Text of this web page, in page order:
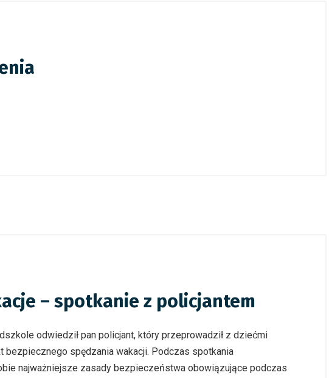
– spotkanie z policjantem
odwiedził pan policjant, który przeprowadził z dziećmi
bezpiecznego spędzania wakacji. Podczas spotkania
najważniejsze zasady bezpieczeństwa obowiązujące podczas